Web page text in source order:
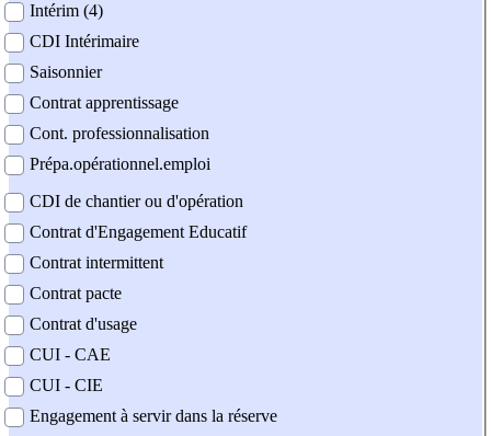
Intérim (4)
CDI Intérimaire
Saisonnier
Contrat apprentissage
Cont. professionnalisation
Prépa.opérationnel.emploi
CDI de chantier ou d'opération
Contrat d'Engagement Educatif
Contrat intermittent
Contrat pacte
Contrat d'usage
CUI - CAE
CUI - CIE
Engagement à servir dans la réserve